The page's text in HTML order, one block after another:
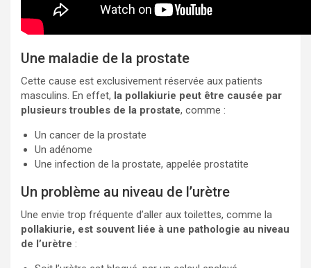
Une maladie de la prostate
Cette cause est exclusivement réservée aux patients
masculins. En effet, la pollakiurie peut être causée par
plusieurs troubles de la prostate, comme :
Un cancer de la prostate
Un adénome
Une infection de la prostate, appelée prostatite
Un problème au niveau de l’urètre
Une envie trop fréquente d’aller aux toilettes, comme la
pollakiurie, est souvent liée à une pathologie au niveau
de l’urètre :